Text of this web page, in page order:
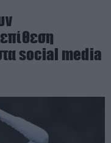
social media